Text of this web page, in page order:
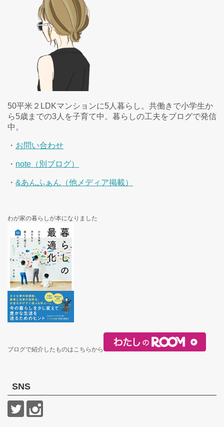
50平米２LDKマンションに5人暮らし。共働きで小学生か
ら5歳までの3人を子育て中。暮らしの工夫をブログで発信
中。
・ お問い合わせ
・ note（別ブログ）
・ &あんふぁん（他メディア掲載）
わが家の暮らしが本になりました
ブログで紹介したものはこちらから
SNS